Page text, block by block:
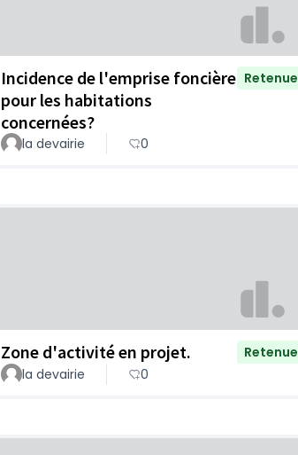
Incidence de l'emprise foncière
pour les habitations
concernées?
Retenue
la devairie 0
Zone d'activité en projet.
Retenue
la devairie
0